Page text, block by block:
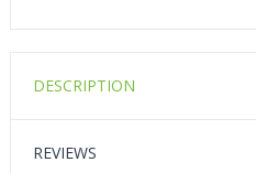
DESCRIPTION
REVIEWS